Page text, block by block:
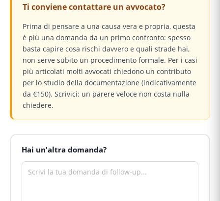
Ti conviene contattare un avvocato?
Prima di pensare a una causa vera e propria, questa
è più una domanda da un primo confronto: spesso
basta capire cosa rischi davvero e quali strade hai,
non serve subito un procedimento formale. Per i casi
più articolati molti avvocati chiedono un contributo
per lo studio della documentazione (indicativamente
da €150). Scrivici: un parere veloce non costa nulla
chiedere.
Hai un'altra domanda?